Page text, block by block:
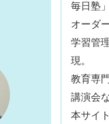
毎日塾
オーダ
学習管
現。
教育専
講演会
本サイ